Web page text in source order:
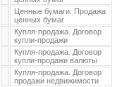
Ценные бумаги. Продажа
ценных бумаг
Купля-продажа. Договор
купли-продажи
Купля-продажа. Договор
купли-продажи валюты
Купля-продажа. Договор
продажи недвижимости